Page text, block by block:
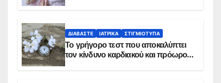
ΔΙΑΒΆΣΤΕ ΙΑΤΡΙΚΆ ΣΤΙΓΜΙΌΤΥΠΑ
Το γρήγορο τεστ που αποκαλύπτει
τον κίνδυνο καρδιακού και πρόωρου